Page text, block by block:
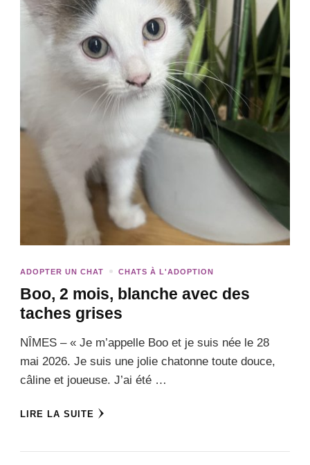
ADOPTER UN CHAT CHATS À L'ADOPTION
Boo, 2 mois, blanche avec des
taches grises
NÎMES – « Je m’appelle Boo et je suis née le 28
mai 2026. Je suis une jolie chatonne toute douce,
câline et joueuse. J’ai été …
LIRE LA SUITE